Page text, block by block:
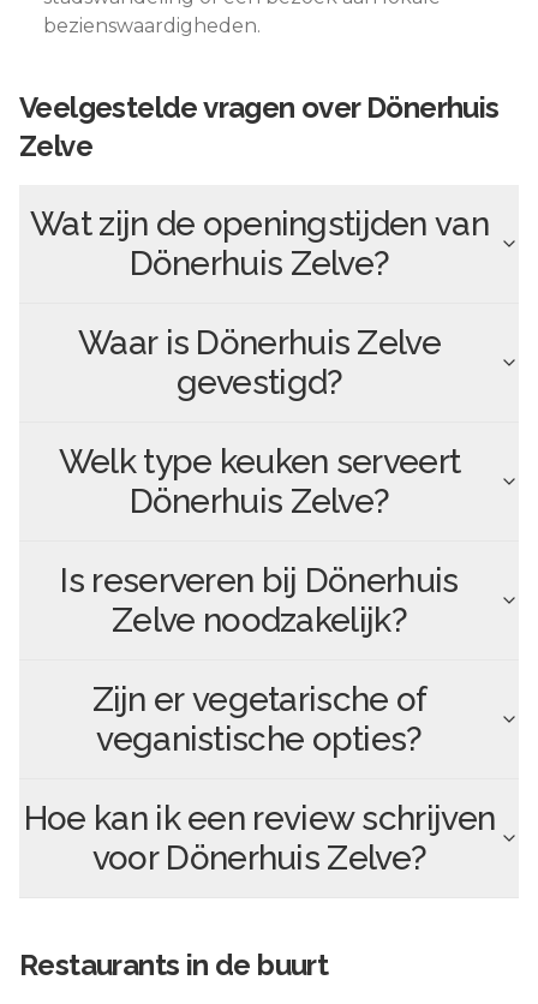
bezienswaardigheden.
Veelgestelde vragen over Dönerhuis
Zelve
Wat zijn de openingstijden van
Dönerhuis Zelve?
Waar is Dönerhuis Zelve
gevestigd?
Welk type keuken serveert
Dönerhuis Zelve?
Is reserveren bij Dönerhuis
Zelve noodzakelijk?
Zijn er vegetarische of
veganistische opties?
Hoe kan ik een review schrijven
voor Dönerhuis Zelve?
Restaurants in de buurt